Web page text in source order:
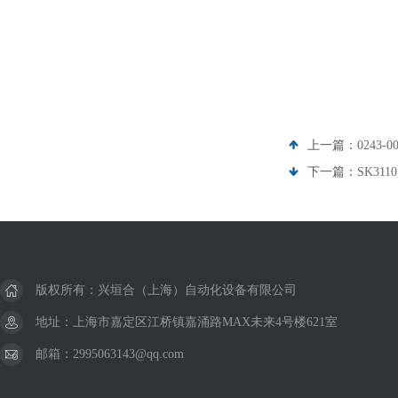
上一篇： 0243-
下一篇：
版权所有：兴垣合（上海）自动化设备有限公司
地址：上海市嘉定区江桥镇嘉涌路MAX未来4号楼621室
邮箱：2995063143@qq.com